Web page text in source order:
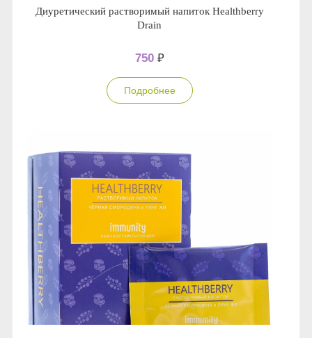
Anny Rey
Green Minds
Диуретический растворимый напиток Healthberry
Drain
750 ₽
Подробнее